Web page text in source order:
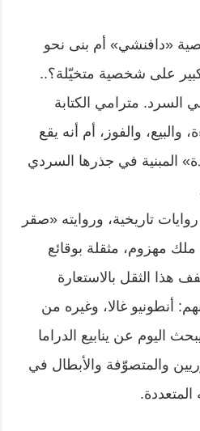
«دافنشي» أم بنى نحو
على شخصية متخيّلة؟..
السرد. مترامي الكتابة
والبيع، والفوز، أم أنه يقع
المبنية في جذرها السردي
تاريخية، وروايته «صقر
مهزوم، مثقلة بوقائع
هذا الثقل بالاستعارة
أنطونيو غالا، وغيره من
اليوم عن ينابيع الدراما
والمتصوّفة والأبطال في